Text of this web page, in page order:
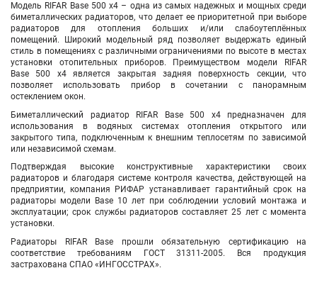
Модель RIFAR Base 500 х4 – одна из самых надежных и мощных среди
биметаллических радиаторов, что делает ее приоритетной при выборе
радиаторов для отопления больших и/или слабоутеплённых
помещений. Широкий модельный ряд позволяет выдержать единый
стиль в помещениях с различными ограничениями по высоте в местах
установки отопительных приборов. Преимуществом модели RIFAR
Base 500 х4является закрытая задняя поверхность секции, что
позволяет использовать прибор в сочетании с панорамным
остеклением окон.
Биметаллический радиатор RIFAR Base 500 х4предназначен для
использования в водяных системах отопления открытого или
закрытого типа, подключенным к внешним теплосетям по зависимой
или независимой схемам.
Подтверждая высокие конструктивные характеристики своих
радиаторов и благодаря системе контроля качества, действующей на
предприятии, компания РИФАР устанавливает гарантийный срок на
радиаторы модели Base 10 лет при соблюдении условий монтажа и
эксплуатации; срок службы радиаторов составляет 25 лет с момента
установки.
Радиаторы RIFAR Base прошли обязательную сертификацию на
соответствие требованиям ГОСТ 31311-2005. Вся продукция
застрахована СПАО «ИНГОССТРАХ».